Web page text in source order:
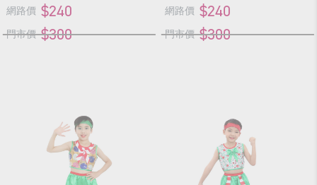
網路價 $240
門市價 $300
網路價 $240
門市價 $300